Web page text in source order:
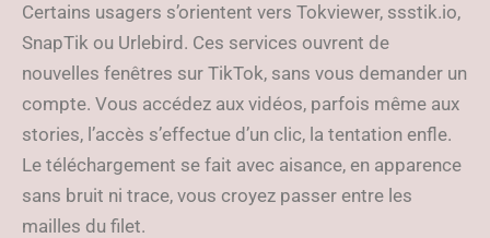
Certains usagers s’orientent vers Tokviewer, ssstik.io,
SnapTik ou Urlebird. Ces services ouvrent de
nouvelles fenêtres sur TikTok, sans vous demander un
compte. Vous accédez aux vidéos, parfois même aux
stories, l’accès s’effectue d’un clic, la tentation enfle.
Le téléchargement se fait avec aisance, en apparence
sans bruit ni trace, vous croyez passer entre les
mailles du filet.